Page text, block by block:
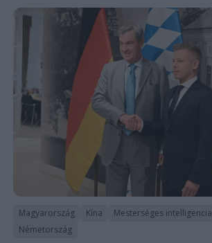
Magyarország Kína Mesterséges intelligencia
Németország